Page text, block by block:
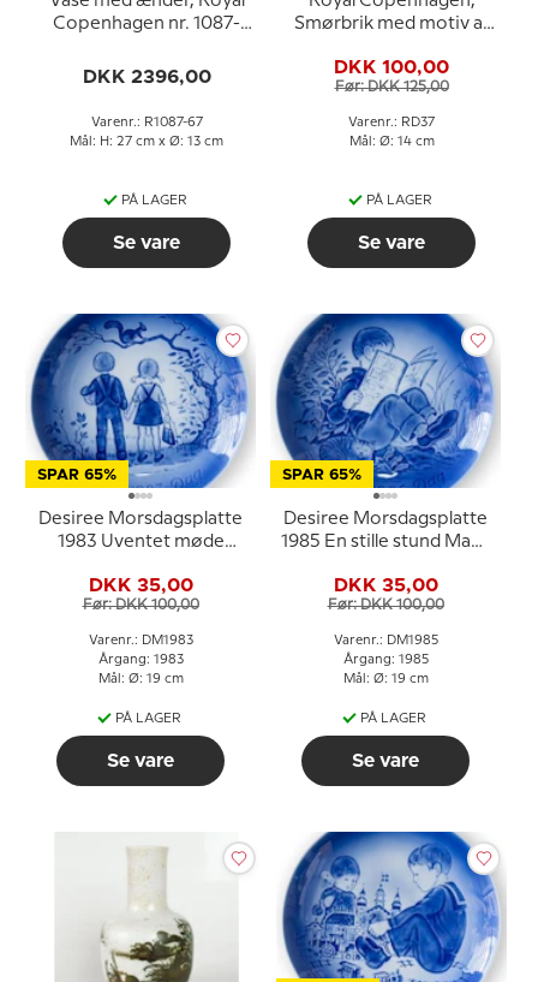
Copenhagen nr. 1087-
1922)
DKK 2396,00
Varenr.: R1087-67
Mål: H: 27 cm x Ø: 13 cm
PÅ LAGER
Se vare
Smørbrik med motiv af
DKK 100,00
Før: DKK 125,00
Varenr.: RD37
Mål: Ø: 14 cm
PÅ LAGER
Se vare
SPAR 65%
Desiree Morsdagsplatte
1983 Uventet møde
DKK 35,00
Før: DKK 100,00
Varenr.: DM1983
Årgang: 1983
Mål: Ø: 19 cm
PÅ LAGER
Se vare
SPAR 65%
Desiree Morsdagsplatte
1985 En stille stund Mads
DKK 35,00
Før: DKK 100,00
Varenr.: DM1985
Årgang: 1985
Mål: Ø: 19 cm
PÅ LAGER
Se vare